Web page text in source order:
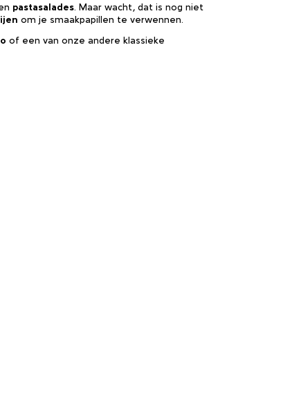
pastasalades. Maar wacht, dat is nog niet
om je smaakpapillen te verwennen.
of een van onze andere klassieke